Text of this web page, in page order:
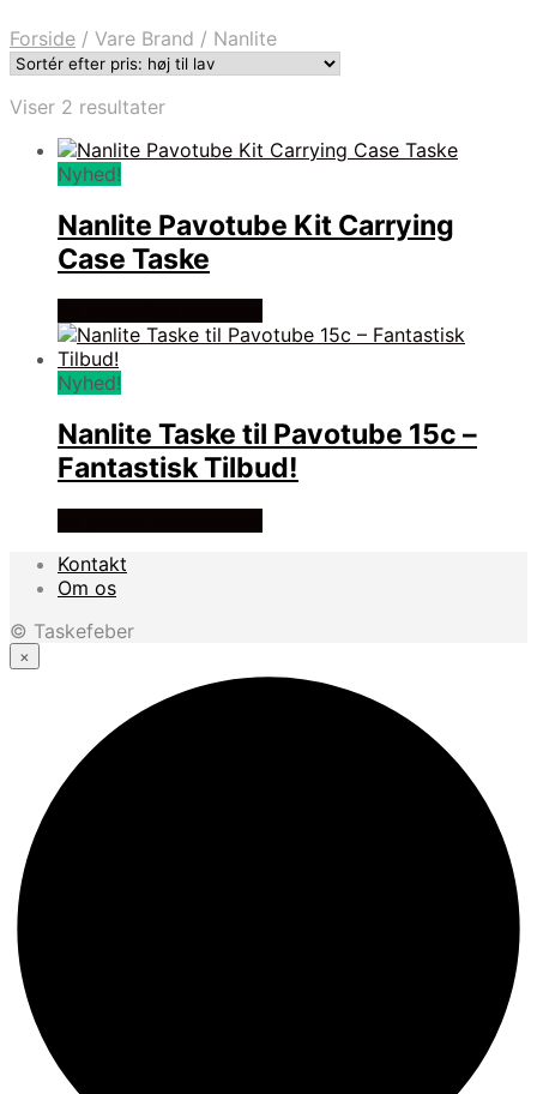
Forside / Vare Brand / Nanlite
Viser 2 resultaterSorteret
pris:
lav
Nyhed!
Nanlite Pavotube Kit Carrying
Case Taske
Nyhed!
Nanlite Taske til Pavotube 15c –
Fantastisk Tilbud!
Kontakt
Om os
© Taskefeber
×